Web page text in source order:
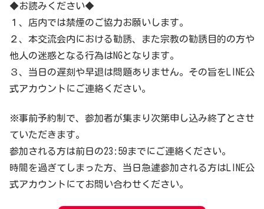
◆お読みください◆
１、店内では禁煙のご協力お願いします。
２、本交流会内における勧誘、また宗教の勧誘目的の方や
他人の迷惑となる行為はNGとなります。
３、当日の遅刻や早退は問題ありません。その旨をLINE公
式アカウントにご連絡ください。
※事前予約制で、参加者が集まり次第申し込み終了とさせ
ていただきます。
参加される方は前日の23:59までにご連絡ください。
時間を過ぎてしまった方、当日急遽参加される方はLINE公
式アカウントにてお問い合わせください。